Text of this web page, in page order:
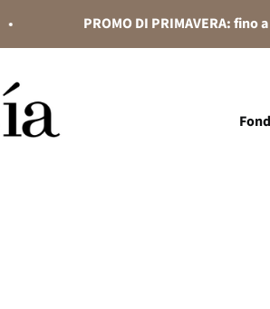
PROMO DI PRIMAVERA: fino a -